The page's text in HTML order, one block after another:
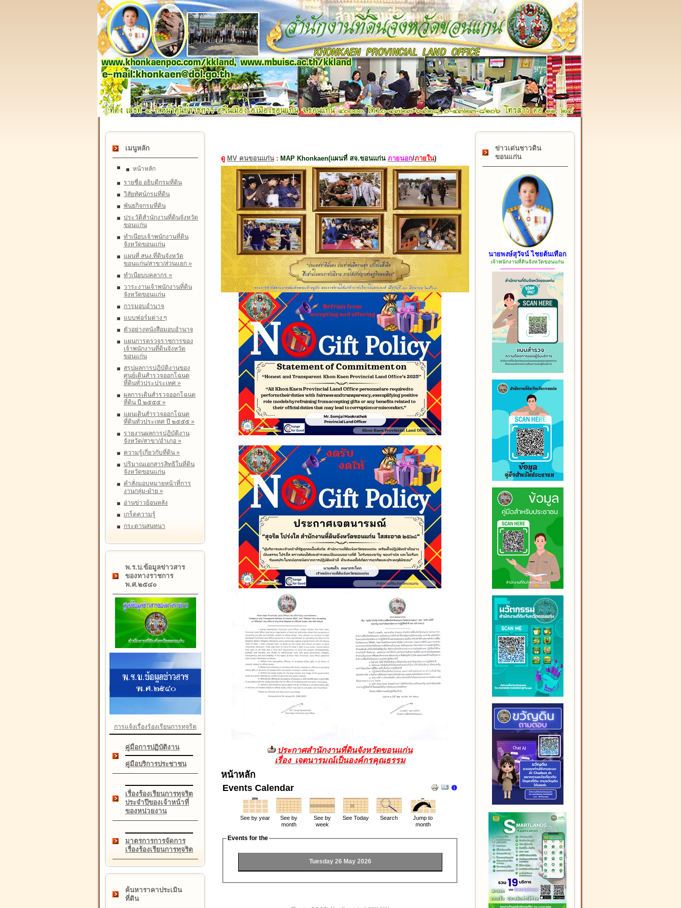
เมนูหลัก
หน้าหลัก
รายชื่อ อธิบดีกรมที่ดิน
วิสัยทัศน์กรมที่ดิน
พันธกิจกรมที่ดิน
ประวัติสำนักงานที่ดินจังหวัด
ขอนแก่น
ทำเนียบเจ้าพนักงานที่ดิน
จังหวัดขอนแก่น
แผนที่ สนง.ที่ดินจังหวัด
ขอนแก่น/สาขา/ส่วนแยก »
ทำเนียบบุคลากร »
วาระงานเจ้าพนักงานที่ดิน
จังหวัดขอนแก่น
การมอบอำนาจ
แบบฟอร์มต่าง ๆ
ตัวอย่างหนังสือมอบอำนาจ
แผนการตรวจราชการของ
เจ้าพนักงานที่ดินจังหวัด
ขอนแก่น
สรุปผลการปฏิบัติงานของ
ศูนย์เดินสำรวจออกโฉนด
ที่ดินทั่วประประเทศ »
ผลการเดินสำรวจออกโฉนด
ที่ดิน ปี ๒๕๕๕ »
แผนเดินสำรวจออกโฉนด
ที่ดินทั่วประเทศ ปี ๒๕๕๕ »
รายงานผลการปฏิบัติงาน
จังหวัด/สาขา/อำเภอ »
ความรู้เกี่ยวกับที่ดิน »
ปริมาณเอกสารสิทธิในที่ดิน
จังหวัดขอนแก่น
คำสั่งมอบหมายหน้าที่การ
งานกลุ่ม-ฝ่าย »
อ่านข่าวย้อนหลัง
เกร็ดความรู้
กระดานสนทนา
พ.ร.บ.ข้อมูลข่าวสาร
ของทางราชการ
พ.ศ.๒๕๔๐
การแจ้งเรื่องร้องเรียนการทุจริต
คู่มือการปฏิบัติงาน
คู่มือบริการประชาชน
เรื่องร้องเรียนการทุจริต
ประจำปีของเจ้าหน้าที่
ของหน่วยงาน
มาตรการการจัดการ
เรื่องร้องเรียนการทุจริต
ค้นหาราคาประเมิน
ที่ดิน
๑๗ กุมภาพันธ์ "วันคล้ายวันสถาปนากรมที่ดิน" ครบรอบ ๑๒๒
ดู MV คนขอนแก่น : MAP Khonkaen(แผนที่ สจ.ขอนแก่น ภายนอก/ภายใน)
ประกาศสำนักงานที่ดินจังหวัดขอนแก่น
เรื่อง เจตนารมณ์เป็นองค์กรคุณธรรม
หน้าหลัก
Events Calendar
See by year
See by
month
See by
week
See Today Search
Jump to
month
Events for the
Tuesday 26 May 2026
ข่าวเด่นชาวดิน
ขอนแก่น
นายพงษ์สุวัจน์ ไชยต้นเทือก
เจ้าพนักงานที่ดินจังหวัดขอนแก่น
------------------------------------